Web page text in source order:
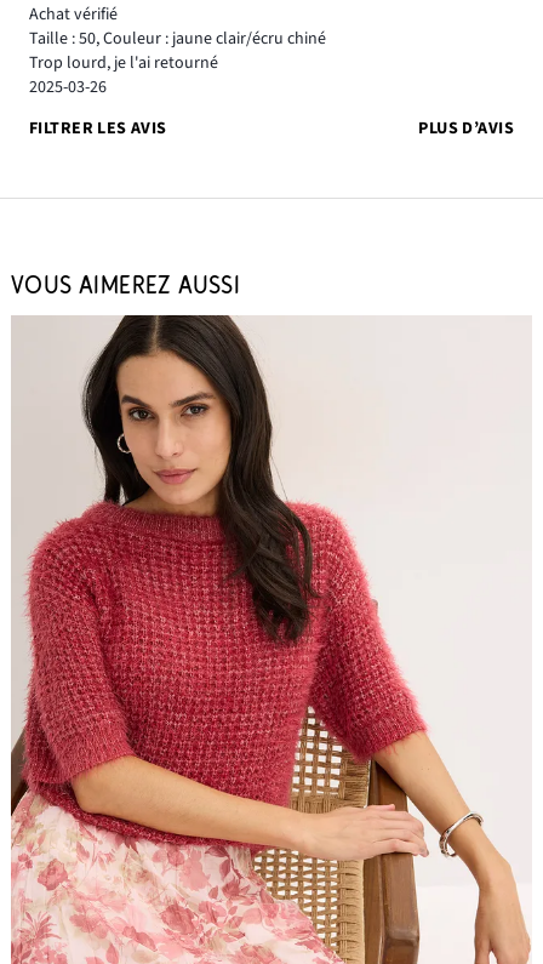
Achat vérifié
Taille : 50,Couleur : jaune clair/écru chiné
Trop lourd, je l'ai retourné
2025-03-26
FILTRER LES AVIS
PLUS D’AVIS
VOUS AIMEREZ AUSSI